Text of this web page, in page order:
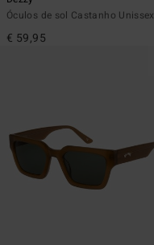
Óculos de sol Castanho Unissex
€ 59,95